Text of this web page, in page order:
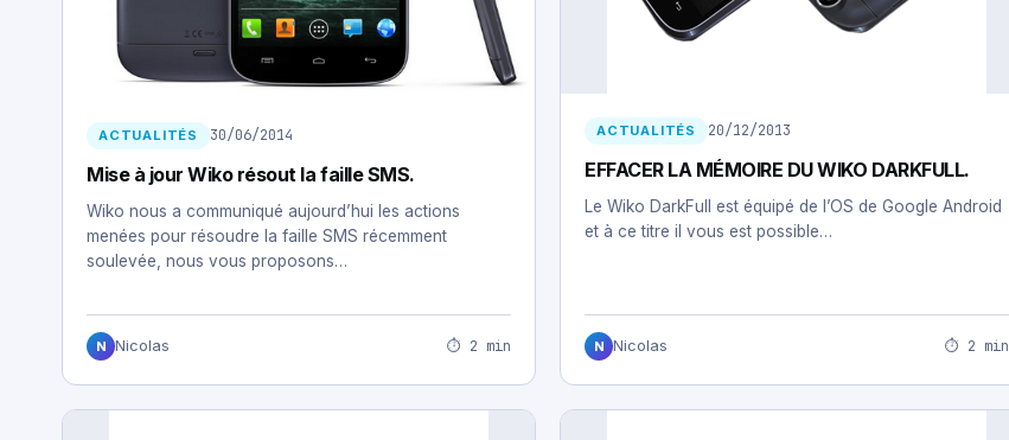
ACTUALITÉS 30/06/2014
Mise à jour Wiko résout la faille SMS.
Wiko nous a communiqué aujourd’hui les actions
menées pour résoudre la faille SMS récemment
soulevée, nous vous proposons…
N Nicolas ⏱ 2 min
ACTUALITÉS 20/12/2013
EFFACER LA MÉMOIRE DU WIKO DARKFULL.
Le Wiko DarkFull est équipé de l’OS de Google Android
et à ce titre il vous est possible…
N Nicolas ⏱ 2 min